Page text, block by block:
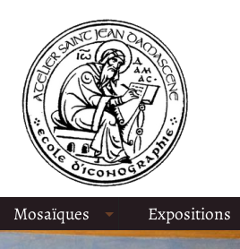
Mosaïques Expositions